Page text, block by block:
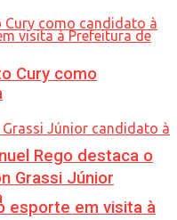
Rego destaca o
esporte em visita à
Cury como
Grassi Júnior